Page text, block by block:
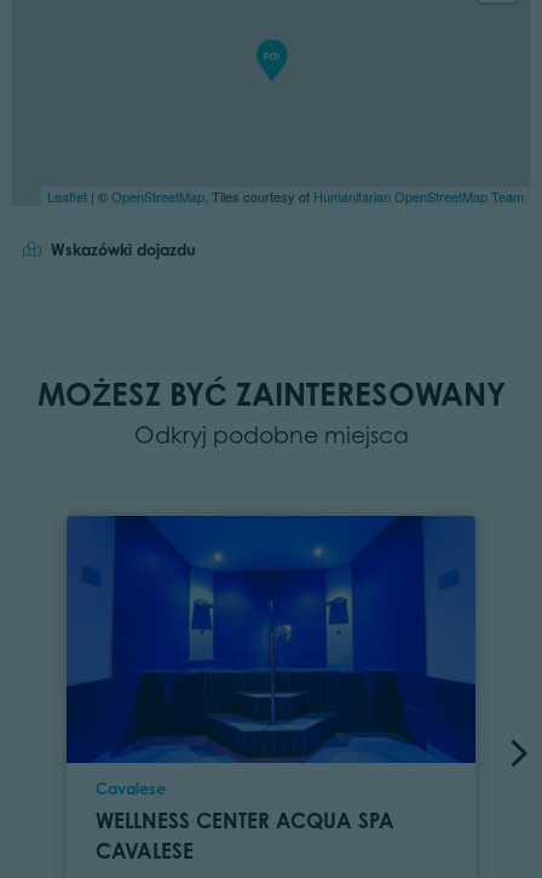
Leaflet | ©OpenStreetMap , Tiles courtesy of Humanitarian OpenStreetMap Team
Wskazówki dojazdu
MOŻESZ BYĆ ZAINTERESOWANY
Odkryj podobne miejsca
Location
Cavalese
WELLNESS CENTER ACQUA SPA
CAVALESE